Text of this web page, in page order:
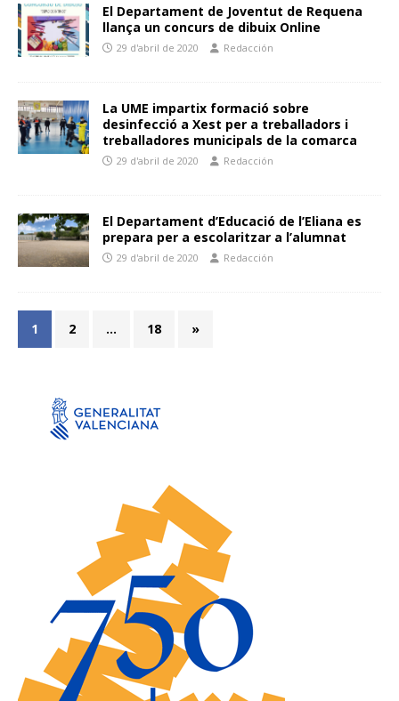
El Departament de Joventut de Requena
llança un concurs de dibuix Online
29 d'abril de 2020 Redacción
La UME impartix formació sobre
desinfecció a Xest per a treballadors i
treballadores municipals de la comarca
29 d'abril de 2020 Redacción
El Departament d’Educació de l’Eliana es
prepara per a escolaritzar a l’alumnat
29 d'abril de 2020 Redacción
1 2 … 18 »